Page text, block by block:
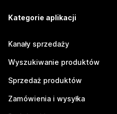
Kategorie aplikacji
Kanały sprzedaży
Wyszukiwanie produktów
Sprzedaż produktów
Zamówienia i wysyłka